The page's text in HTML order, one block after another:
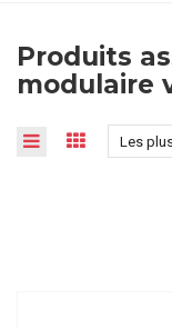
Produits
modulaire
Les